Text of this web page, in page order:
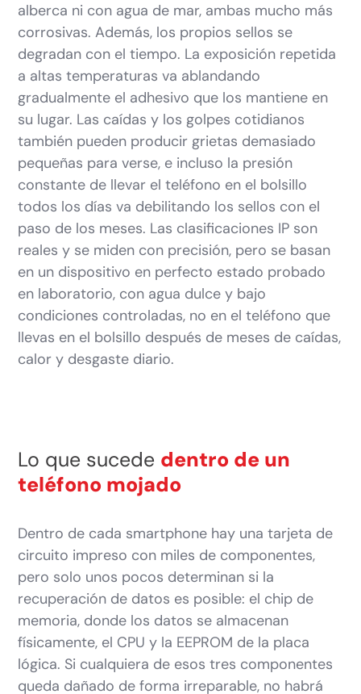
alberca ni con agua de mar, ambas mucho más
corrosivas. Además, los propios sellos se
degradan con el tiempo. La exposición repetida
a altas temperaturas va ablandando
gradualmente el adhesivo que los mantiene en
su lugar. Las caídas y los golpes cotidianos
también pueden producir grietas demasiado
pequeñas para verse, e incluso la presión
constante de llevar el teléfono en el bolsillo
todos los días va debilitando los sellos con el
paso de los meses. Las clasificaciones IP son
reales y se miden con precisión, pero se basan
en un dispositivo en perfecto estado probado
en laboratorio, con agua dulce y bajo
condiciones controladas, no en el teléfono que
llevas en el bolsillo después de meses de caídas,
calor y desgaste diario.
Lo que sucede dentro de un
teléfono mojado
Dentro de cada smartphone hay una tarjeta de
circuito impreso con miles de componentes,
pero solo unos pocos determinan si la
recuperación de datos es posible: el chip de
memoria, donde los datos se almacenan
físicamente, el CPU y la EEPROM de la placa
lógica. Si cualquiera de esos tres componentes
queda dañado de forma irreparable, no habrá